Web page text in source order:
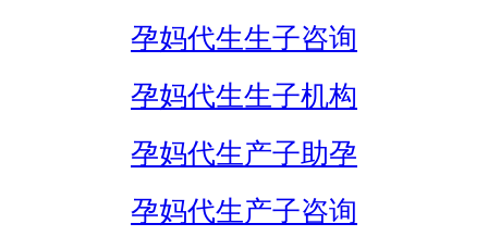
孕妈代生生子咨询
孕妈代生生子机构
孕妈代生产子助孕
孕妈代生产子咨询